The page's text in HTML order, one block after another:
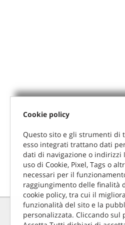
Cookie policy
Questo sito e gli strumenti di
esso integrati trattano dati
dati di navigazione o indirizzi
uso di Cookie, Pixel, Tags o
necessari per il
raggiungimento delle finalità
cookie policy, tra cui il
funzionalità del sito e la
personalizzata. Cliccando sul
Cookie analitici
Cookie di marketing